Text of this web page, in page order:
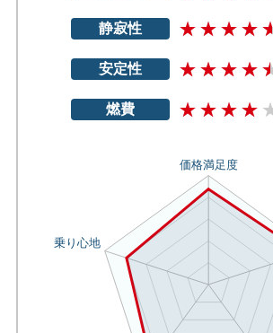
静寂性
安定性
燃費